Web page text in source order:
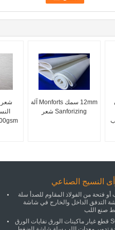
شعر
12mm سمك Monforts آلة
Sanforizing شعر
النسيج الصناعي
أو فتحة من الفولاذ المقاوم للصدأ سلة
التدفق الداخل والخارج في شاشة
صنع اللب
SGS قطع غيار ماكينات الورق نفايات الورق